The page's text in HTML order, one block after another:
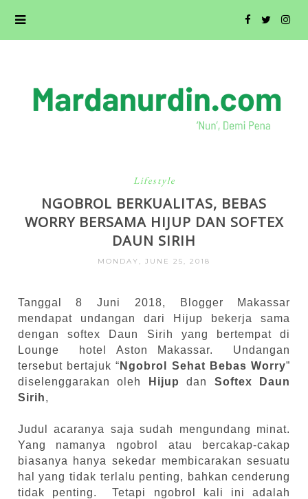
Lifestyle
NGOBROL BERKUALITAS, BEBAS
WORRY BERSAMA HIJUP DAN SOFTEX
DAUN SIRIH
MONDAY, JUNE 25, 2018
Tanggal 8 Juni 2018, Blogger Makassar
mendapat undangan dari Hijup bekerja sama
dengan softex Daun Sirih yang bertempat di
Lounge
hotel Aston Makassar.
Undangan
tersebut bertajuk “ Ngobrol Sehat Bebas Worry”
diselenggarakan oleh
Hijup dan Softex Daun
Sirih,
Judul acaranya saja sudah mengundang minat.
Yang namanya ngobrol atau bercakap-cakap
biasanya hanya sekedar membicarakan sesuatu
hal yang tidak terlalu penting, bahkan cenderung
tidak penting.
Tetapi ngobrol kali ini adalah